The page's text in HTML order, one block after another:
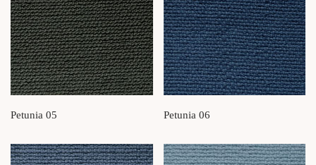
Petunia 05 Petunia 06